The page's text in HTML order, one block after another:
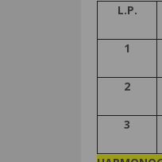
L.P.
1
2
3